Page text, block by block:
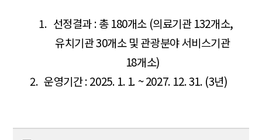
1. 선정결과 : 총 180개소 (의료기관 132개소,
유치기관 30개소 및 관광분야 서비스기관
18개소)
2. 운영기간 : 2025. 1. 1. ~ 2027. 12. 31. (3년)